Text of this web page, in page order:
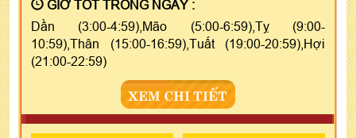
GIỜ TỐT TRONG NGÀY :
Dần (3:00-4:59),Mão (5:00-6:59),Tỵ (9:00-
10:59),Thân (15:00-16:59),Tuất (19:00-20:59),Hợi
(21:00-22:59)
XEM CHI TIẾT